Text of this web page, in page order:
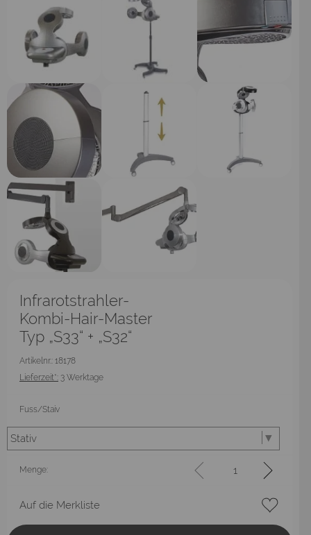
Infrarotstrahler-
Kombi-Hair-Master
Typ „S33“ + „S32“
Artikelnr.: 18178
Lieferzeit*: 3 Werktage
Fuss/Staiv
Menge:
Auf die Merkliste